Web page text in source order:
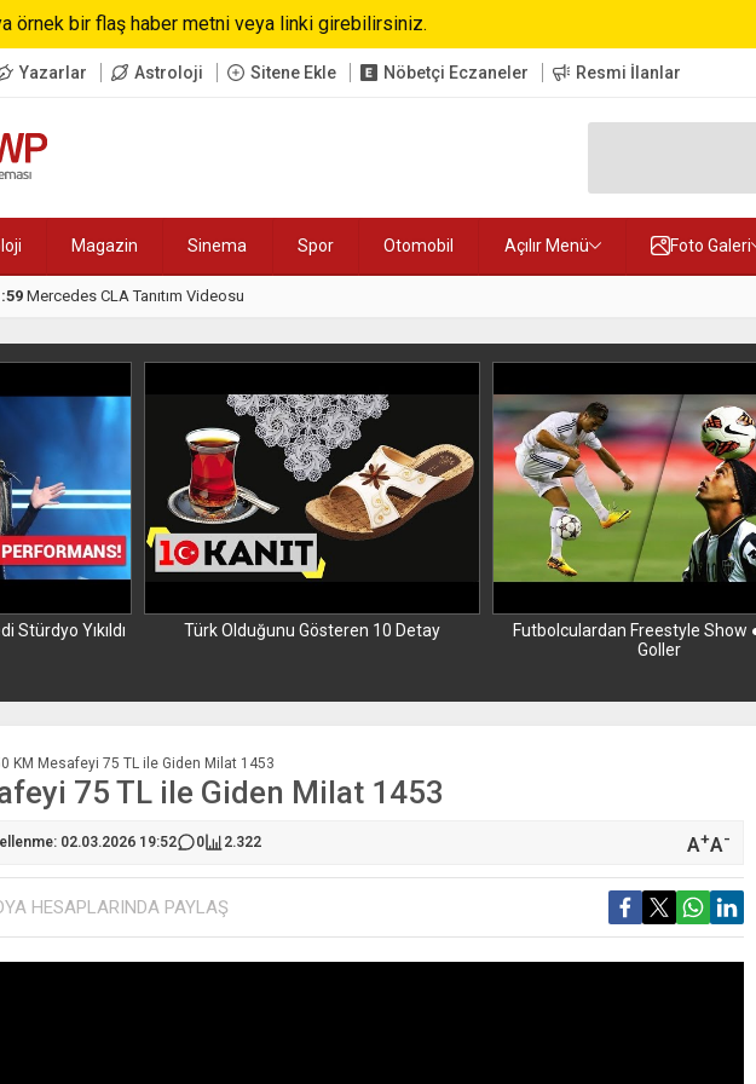
örnek bir flaş haber metni veya linki girebilirsiniz.
Yazarlar Astroloji Sitene Ekle Nöbetçi Eczaneler Resmi İlanlar
Magazin Sinema Spor Otomobil Açılır Menü Foto Galeri
Mercedes CLA Tanıtım Videosu
Stürdyo Yıkıldı Türk Olduğunu Gösteren 10 Detay
Futbolculardan Freestyle Show ●
Goller
KM Mesafeyi 75 TL ile Giden Milat 1453
75 TL ile Giden Milat 1453
02.03.2026 19:52 0 2.322 A+A-
HESAPLARINDA PAYLAŞ